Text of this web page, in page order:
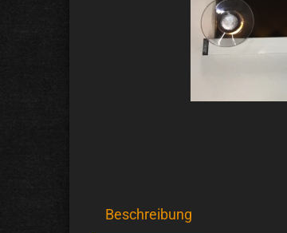
Beschreibung